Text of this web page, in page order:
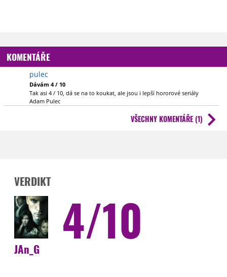
KOMENTÁŘE
pulec
Dávám 4 / 10
Tak asi 4 / 10, dá se na to koukat, ale jsou i lepší hororové seriály
Adam Pulec
VŠECHNY KOMENTÁŘE (1)
VERDIKT
4/10
JAn_G